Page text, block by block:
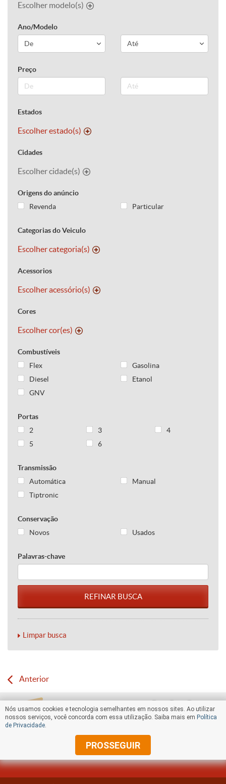
Escolher modelo(s)
Ano/Modelo
Preço
Estados
Escolher estado(s)
Cidades
Escolher cidade(s)
Origens do anúncio
Revenda
Particular
Categorias do Veiculo
Escolher categoria(s)
Acessorios
Escolher acessório(s)
Cores
Escolher cor(es)
Combustíveis
Flex
Gasolina
Diesel
Etanol
GNV
Portas
2
3
4
5
6
Transmissão
Automática
Manual
Tiptronic
Conservação
Novos
Usados
Palavras-chave
Limpar busca
Anterior
Nós usamos cookies e tecnologia semelhantes em nossos sites. Ao utilizar
nossos serviços, você concorda com essa utilização. Saiba mais em Política
de Privacidade.
PROSSEGUIR